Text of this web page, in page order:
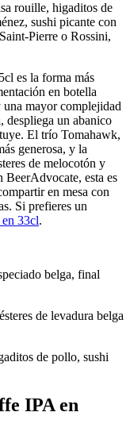
rouille, higaditos de
sushi picante con
Pierre o Rossini,
es la forma más
en botella
una mayor complejidad
despliega un abanico
El trío Tomahawk,
generosa, y la
de melocotón y
BeerAdvocate, esta es
en mesa con
Si prefieres un
33cl.
belga, final
de levadura belga
de pollo, sushi
IPA en